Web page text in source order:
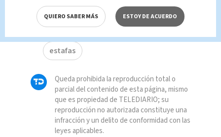
TAGS RELACIONADOS:
estafas
Queda prohibida la reproducción total o
parcial del contenido de esta página, mismo
que es propiedad de TELEDIARIO; su
reproducción no autorizada constituye una
infracción y un delito de conformidad con las
leyes aplicables.
QUIERO SABER MÁS ESTOY DE ACUERDO